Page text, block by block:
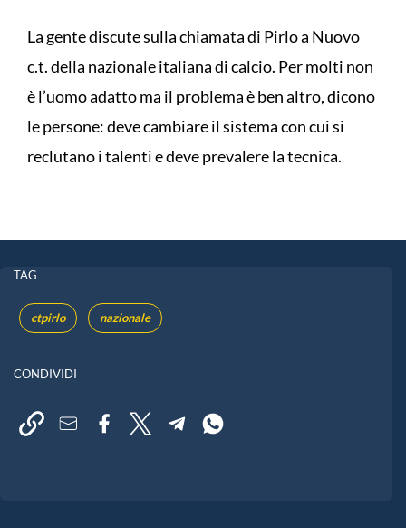
La gente discute sulla chiamata di Pirlo a Nuovo
c.t. della nazionale italiana di calcio. Per molti non
è l’uomo adatto ma il problema è ben altro, dicono
le persone: deve cambiare il sistema con cui si
reclutano i talenti e deve prevalere la tecnica.
TAG
ctpirlo nazionale
CONDIVIDI